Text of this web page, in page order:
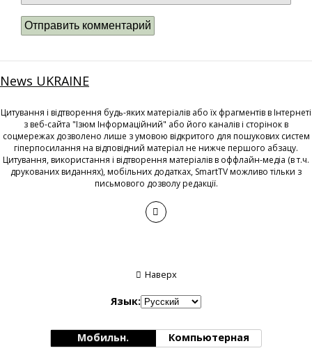
News UKRAINE
Цитування і відтворення будь-яких матеріалів або їх фрагментів в Інтернеті
з веб-сайта "Ізюм Інформаційний" або його каналів і сторінок в
соцмережах дозволено лише з умовою відкритого для пошукових систем
гіперпосилання на відповідний матеріал не нижче першого абзацу.
Цитування, використання і відтворення матеріалів в оффлайн-медіа (в т.ч.
друкованих виданнях), мобільних додатках, SmartTV можливо тільки з
письмового дозволу редакції.
Наверх
Язык:
Мобильн. Компьютерная